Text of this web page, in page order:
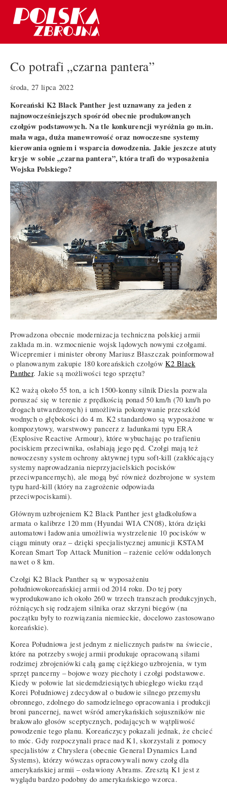
Co potrafi „czarna pantera”
środa, 27 lipca 2022
Koreański K2 Black Panther jest uznawany za jeden z
najnowocześniejszych spośród obecnie produkowanych
czołgów podstawowych. Na tle konkurencji wyróżnia go m.in.
mała waga, duża manewrowość oraz nowoczesne systemy
kierowania ogniem i wsparcia dowodzenia. Jakie jeszcze atuty
kryje w sobie „czarna pantera”, która trafi do wyposażenia
Wojska Polskiego?
Prowadzona obecnie modernizacja techniczna polskiej armii
zakłada m.in. wzmocnienie wojsk lądowych nowymi czołgami.
Wicepremier i minister obrony Mariusz Błaszczak poinformował
o planowanym zakupie 180 koreańskich czołgówK2 Black
Panther. Jakie są możliwości tego sprzętu?
K2 ważą około 55 ton, a ich 1500-konny silnik Diesla pozwala
poruszać się w terenie z prędkością ponad 50 km/h (70 km/h po
drogach utwardzonych) i umożliwia pokonywanie przeszkód
wodnych o głębokości do 4 m. K2 standardowo są wyposażone w
kompozytowy, warstwowy pancerz z ładunkami typu ERA
(Explosive Reactive Armour), które wybuchając po trafieniu
pociskiem przeciwnika, osłabiają jego pęd. Czołgi mają też
nowoczesny system ochrony aktywnej typu soft-kill (zakłócający
systemy naprowadzania nieprzyjacielskich pocisków
przeciwpancernych), ale mogą być również dozbrojone w system
typu hard-kill (który na zagrożenie odpowiada
przeciwpociskami).
Głównym uzbrojeniem K2 Black Panther jest gładkolufowa
armata o kalibrze 120 mm (Hyundai WIA CN08), która dzięki
automatowi ładowania umożliwia wystrzelenie 10 pocisków w
ciągu minuty oraz – dzięki specjalistycznej amunicji KSTAM
Korean Smart Top Attack Munition – rażenie celów oddalonych
nawet o 8 km.
Czołgi K2 Black Panther są w wyposażeniu
południowokoreańskiej armii od 2014 roku. Do tej pory
wyprodukowano ich około 260 w trzech transzach produkcyjnych,
różniących się rodzajem silnika oraz skrzyni biegów (na
początku były to rozwiązania niemieckie, docelowo zastosowano
koreańskie).
Korea Południowa jest jednym z nielicznych państw na świecie,
które na potrzeby swojej armii produkuje opracowaną siłami
rodzimej zbrojeniówki całą gamę ciężkiego uzbrojenia, w tym
sprzęt pancerny – bojowe wozy piechoty i czołgi podstawowe.
Kiedy w połowie lat siedemdziesiątych ubiegłego wieku rząd
Korei Południowej zdecydował o budowie silnego przemysłu
obronnego, zdolnego do samodzielnego opracowania i produkcji
broni pancernej, nawet wśród amerykańskich sojuszników nie
brakowało głosów sceptycznych, podających w wątpliwość
powodzenie tego planu. Koreańczycy pokazali jednak, że chcieć
to móc. Gdy rozpoczynali prace nad K1, skorzystali z pomocy
specjalistów z Chryslera (obecnie General Dynamics Land
Systems), którzy wówczas opracowywali nowy czołg dla
amerykańskiej armii – osławiony Abrams. Zresztą K1 jest z
wyglądu bardzo podobny do amerykańskiego wzorca.